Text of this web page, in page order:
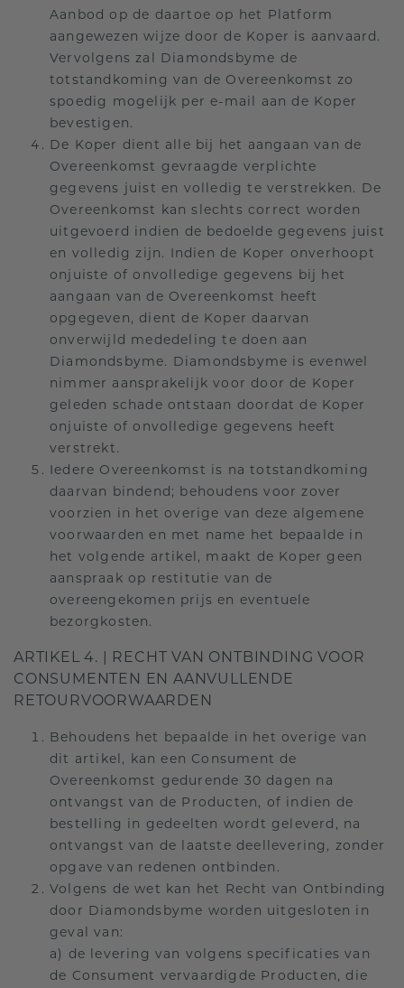
Aanbod op de daartoe op het Platform
aangewezen wijze door de Koper is aanvaard.
Vervolgens zal Diamondsbyme de
totstandkoming van de Overeenkomst zo
spoedig mogelijk per e-mail aan de Koper
bevestigen.
De Koper dient alle bij het aangaan van de
Overeenkomst gevraagde verplichte
gegevens juist en volledig te verstrekken. De
Overeenkomst kan slechts correct worden
uitgevoerd indien de bedoelde gegevens juist
en volledig zijn. Indien de Koper onverhoopt
onjuiste of onvolledige gegevens bij het
aangaan van de Overeenkomst heeft
opgegeven, dient de Koper daarvan
onverwijld mededeling te doen aan
Diamondsbyme. Diamondsbyme is evenwel
nimmer aansprakelijk voor door de Koper
geleden schade ontstaan doordat de Koper
onjuiste of onvolledige gegevens heeft
verstrekt.
Iedere Overeenkomst is na totstandkoming
daarvan bindend; behoudens voor zover
voorzien in het overige van deze algemene
voorwaarden en met name het bepaalde in
het volgende artikel, maakt de Koper geen
aanspraak op restitutie van de
overeengekomen prijs en eventuele
bezorgkosten.
ARTIKEL 4. | RECHT VAN ONTBINDING VOOR
CONSUMENTEN EN AANVULLENDE
RETOURVOORWAARDEN
Behoudens het bepaalde in het overige van
dit artikel, kan een Consument de
Overeenkomst gedurende 30 dagen na
ontvangst van de Producten, of indien de
bestelling in gedeelten wordt geleverd, na
ontvangst van de laatste deellevering, zonder
opgave van redenen ontbinden.
Volgens de wet kan het Recht van Ontbinding
door Diamondsbyme worden uitgesloten in
geval van:
a) de levering van volgens specificaties van
de Consument vervaardigde Producten, die